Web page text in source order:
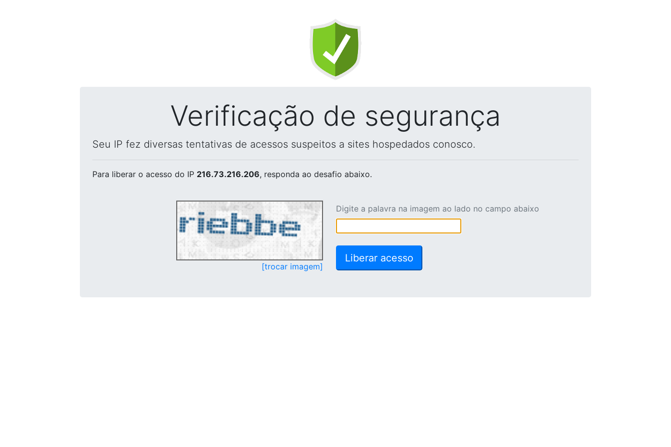
Verificação de segurança
Seu IP fez diversas tentativas de acessos suspeitos a sites hospedados conosco.
Para liberar o acesso do IP 216.73.216.206, responda ao desafio abaixo.
[trocar imagem]
Digite a palavra na imagem ao lado no campo abaixo